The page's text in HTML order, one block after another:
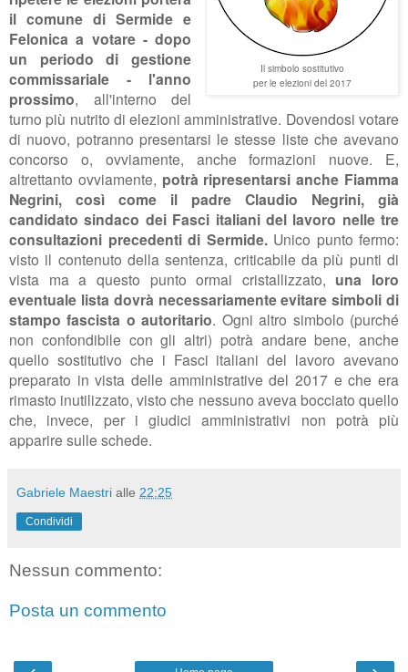
Il simbolo sostitutivo
per le elezioni del 2017
il comune di Sermide e
Felonica a votare - dopo
un periodo di gestione
commissariale - l'anno
prossimo, all'interno del
turno più nutrito di elezioni amministrative. Dovendosi votare
di nuovo, potranno presentarsi le stesse liste che avevano
concorso o, ovviamente, anche formazioni nuove. E,
altrettanto ovviamente, potrà ripresentarsi anche Fiamma
Negrini, così come il padre Claudio Negrini, già
candidato sindaco dei Fasci italiani del lavoro nelle tre
consultazioni precedenti di Sermide.Unico punto fermo:
visto il contenuto della sentenza, criticabile da più punti di
vista ma a questo punto ormai cristallizzato, una loro
eventuale lista dovrà necessariamente evitare simboli di
stampo fascista o autoritario. Ogni altro simbolo (purché
non confondibile con gli altri) potrà andare bene, anche
quello sostitutivo che i Fasci italiani del lavoro avevano
preparato in vista delle amministrative del 2017 e che era
rimasto inutilizzato, visto che nessuno aveva bocciato quello
che, invece, per i giudici amministrativi non potrà più
apparire sulle schede.
Gabriele Maestri alle 22:25
Condividi
Nessun commento:
Posta un commento